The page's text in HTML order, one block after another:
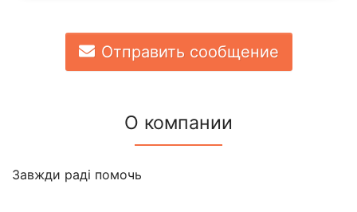
Отправить сообщение
О компании
Завжди раді помочь